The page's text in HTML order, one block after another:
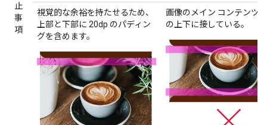
止
事
項
視覚的な余裕を持たせるため、
上部と下部に 20dp のパディン
グを含めます。
画像のメイン コンテンツ
の上下に接している。